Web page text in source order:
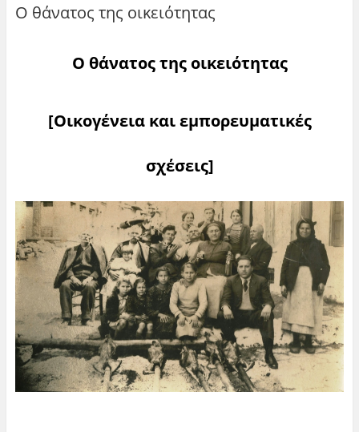
O θάνατος της οικειότητας
O θάνατος της οικειότητας
[Οικογένεια και εμπορευματικές
σχέσεις]